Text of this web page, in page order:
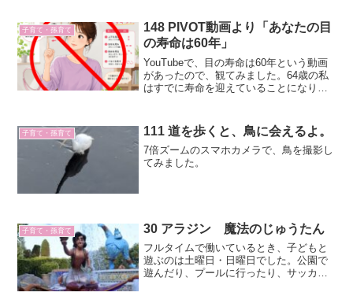
子育て・孫育て
148 PIVOT動画より「あなたの目
の寿命は60年」
YouTubeで、目の寿命は60年という動画
があったので、観てみました。64歳の私
はすでに寿命を迎えていることになりま
子育て・孫育て 111 道を歩くと、鳥に会えるよ。
7倍ズームのスマホカメラで、鳥を撮影し
てみました。
子育て・孫育て 30 アラジン 魔法のじゅうたん
フルタイムで働いているとき、子どもと
遊ぶのは土曜日・日曜日でした。公園で
遊んだり、プールに行ったり、サッカー